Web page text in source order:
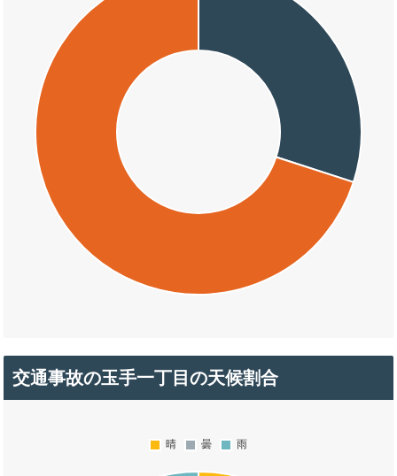
交通事故の玉手一丁目の天候割合